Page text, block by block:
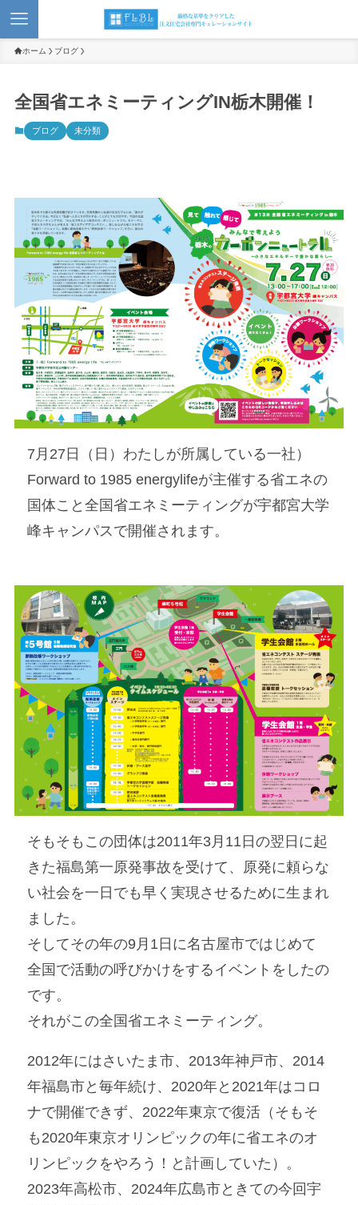
ホーム ブログ
全国省エネミーティングIN栃木開催！
ブログ 未分類
7月27日（日）わたしが所属している一社）
Forward to 1985 energylifeが主催する省エネの
国体こと全国省エネミーティングが宇都宮大学
峰キャンパスで開催されます。
そもそもこの団体は2011年3月11日の翌日に起
きた福島第一原発事故を受けて、原発に頼らな
い社会を一日でも早く実現させるために生まれ
ました。
そしてその年の9月1日に名古屋市ではじめて
全国で活動の呼びかけをするイベントをしたの
です。
それがこの全国省エネミーティング。
2012年にはさいたま市、2013年神戸市、2014
年福島市と毎年続け、2020年と2021年はコロ
ナで開催できず、2022年東京で復活（そもそ
も2020年東京オリンピックの年に省エネのオ
リンピックをやろう！と計画していた）。
2023年高松市、2024年広島市ときての今回宇